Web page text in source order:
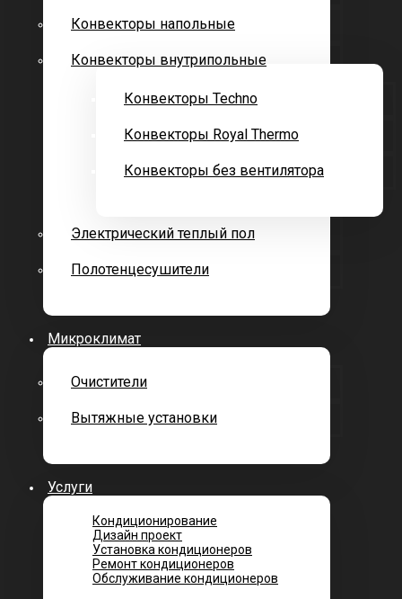
Конвекторы напольные
Конвекторы внутрипольные
Конвекторы Techno
Конвекторы Royal Thermo
Конвекторы без вентилятора
Электрический теплый пол
Полотенцесушители
Микроклимат
Очистители
Вытяжные установки
Услуги
Кондиционирование
Дизайн проект
Установка кондиционеров
Ремонт кондиционеров
Обслуживание кондиционеров